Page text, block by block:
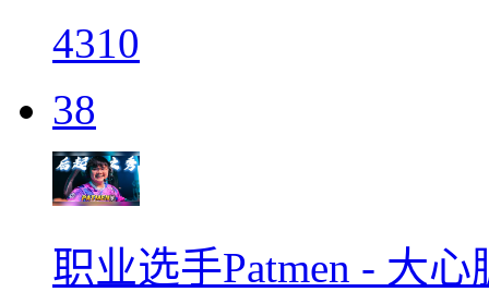
4310
38
职业选手Patmen - 大